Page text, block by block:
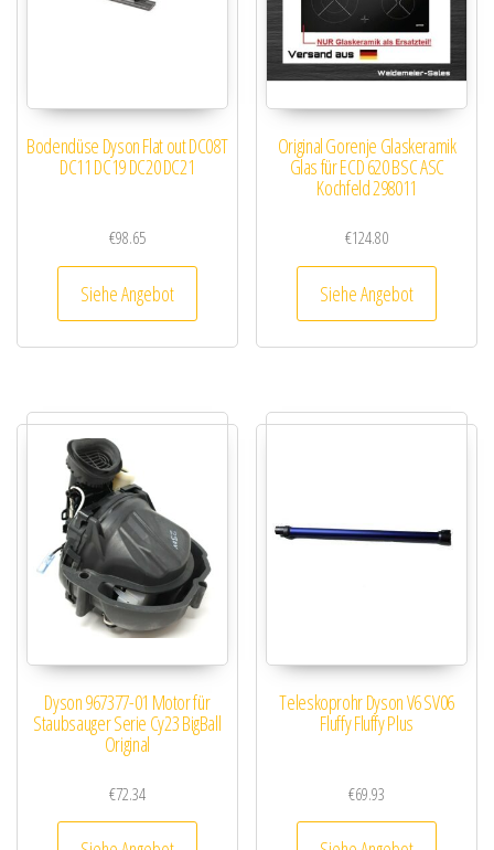
Bodendüse Dyson Flat out DC08T
DC11 DC19 DC20 DC21
€98.65
Siehe Angebot
Original Gorenje Glaskeramik
Glas für ECD 620 BSC ASC
Kochfeld 298011
€124.80
Siehe Angebot
Dyson 967377-01 Motor für
Staubsauger Serie Cy23 BigBall
Original
€72.34
Teleskoprohr Dyson V6 SV06
Fluffy Fluffy Plus
€69.93